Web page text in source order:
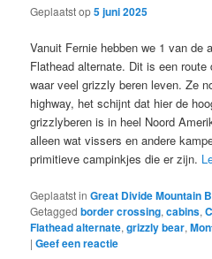
Geplaatst op5 juni 2025
Vanuit Fernie hebben we 1 van de
Flathead alternate. Dit is een
waar veel grizzly beren leven. Ze
highway, het schijnt dat hier de
grizzlyberen is in heel Noord
alleen wat vissers en andere
primitieve campinkjes die er zijn.
Geplaatst in Great Divide Mountain
Getagged border crossing,cabins,
Flathead alternate,grizzly bear,
|Geef een reactie